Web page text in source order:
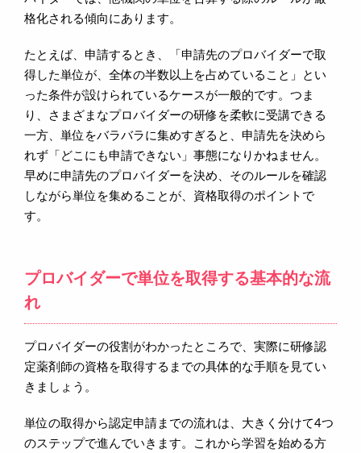
格化される傾向にあります。
たとえば、申請するとき、「申請先のプロバイダーで取
得した単位が、全体の半数以上を占めていること」とい
った条件が設けられているケースが一般的です。つま
り、さまざまなプロバイダーの研修を柔軟に受講できる
一方、単位をバラバラに集めすぎると、申請先を決めら
れず「どこにも申請できない」事態になりかねません。
早めに申請先のプロバイダーを決め、そのルールを確認
しながら単位を集めることが、資格取得のポイントで
す。
プロバイダーで単位を取得する基本的な流
れ
プロバイダーの役割がわかったところで、実際に研修認
定薬剤師の資格を取得するまでの具体的な手順を見てい
きましょう。
単位の取得から認定申請までの流れは、大きく分けて4つ
のステップで進んでいきます。これから学習を始める方